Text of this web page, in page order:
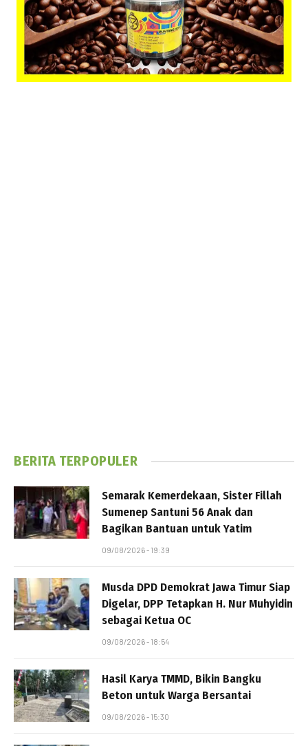
BERITA TERPOPULER
Semarak Kemerdekaan, Sister Fillah
Sumenep Santuni 56 Anak dan
Bagikan Bantuan untuk Yatim
09/08/2026 - 19:39
Musda DPD Demokrat Jawa Timur Siap
Digelar, DPP Tetapkan H. Nur Muhyidin
sebagai Ketua OC
09/08/2026 - 18:54
Hasil Karya TMMD, Bikin Bangku
Beton untuk Warga Bersantai
09/08/2026 - 15:30